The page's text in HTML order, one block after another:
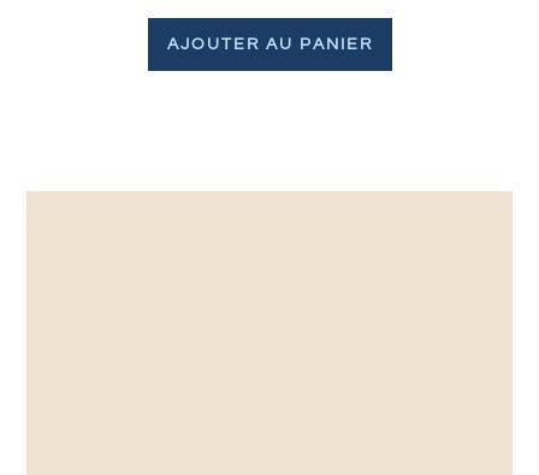
AJOUTER AU PANIER